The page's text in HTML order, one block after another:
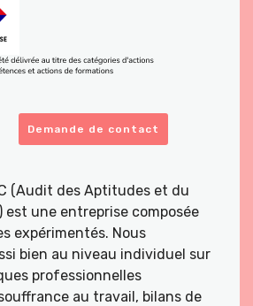
Demande de contact
(Audit des Aptitudes et du
est une entreprise composée
expérimentés. Nous
bien au niveau individuel sur
professionnelles
au travail, bilans de